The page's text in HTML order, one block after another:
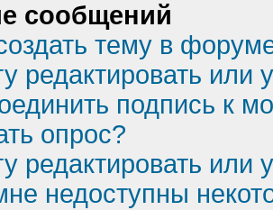
сообщений
тему в
редактировать или
подпись к
опрос?
редактировать или
недоступны